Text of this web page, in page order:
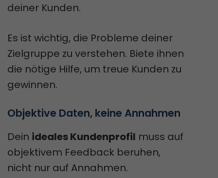
deiner Kunden.
Es ist wichtig, die Probleme deiner
Zielgruppe zu verstehen. Biete ihnen
die nötige Hilfe, um treue Kunden zu
gewinnen.
Objektive Daten, keine Annahmen
Dein ideales Kundenprofil muss auf
objektivem Feedback beruhen,
nicht nur auf Annahmen.